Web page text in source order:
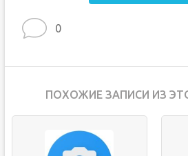
0
ПОХОЖИЕ ЗАПИСИ ИЗ